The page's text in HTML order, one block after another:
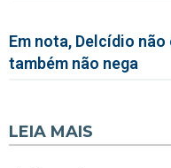
Em nota, Delcídio
também não nega
LEIA MAIS